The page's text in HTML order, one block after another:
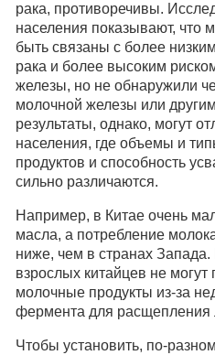
рака, противоречивы.
населения показывают, что
быть связаны с более
рака и более высоким
железы, но не обнаружили
молочной железы или
результаты, однако, могут
населения, где объемы и
продуктов и способность
сильно различаются.
Например, в Китае очень
масла, а потребление
ниже, чем в странах
взрослых китайцев не могут
молочные продукты из-за
фермента для расщепления
Чтобы установить, по-